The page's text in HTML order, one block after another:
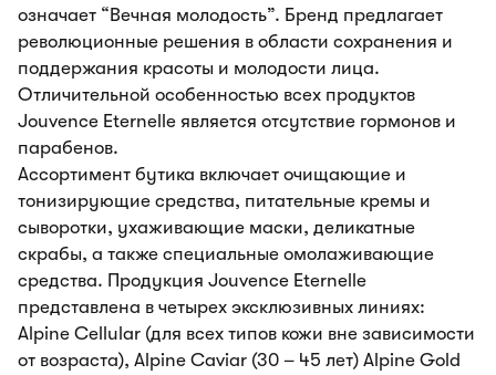
означает “Вечная молодость”. Бренд предлагает
революционные решения в области сохранения и
поддержания красоты и молодости лица.
Отличительной особенностью всех продуктов
Jouvence Eternelle является отсутствие гормонов и
парабенов.
Ассортимент бутика включает очищающие и
тонизирующие средства, питательные кремы и
сыворотки, ухаживающие маски, деликатные
скрабы, а также специальные омолаживающие
средства. Продукция Jouvence Eternelle
представлена в четырех эксклюзивных линиях:
Alpine Cellular (для всех типов кожи вне зависимости
от возраста), Alpine Caviar (30 – 45 лет) Alpine Gold